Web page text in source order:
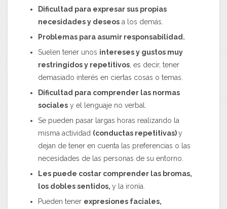
Dificultad para expresar sus propias
necesidades y deseos a los demás.
Problemas para asumir responsabilidad.
Suelen tener unos intereses y gustos muy
restringidos y repetitivos, es decir, tener
demasiado interés en ciertas cosas o temas.
Dificultad para comprender las normas
sociales y el lenguaje no verbal.
Se pueden pasar largas horas realizando la
misma actividad (conductas repetitivas)y
dejan de tener en cuenta las preferencias o las
necesidades de las personas de su entorno.
Les puede costar comprender las bromas,
los dobles sentidos, y la ironía.
Pueden tener expresiones faciales,